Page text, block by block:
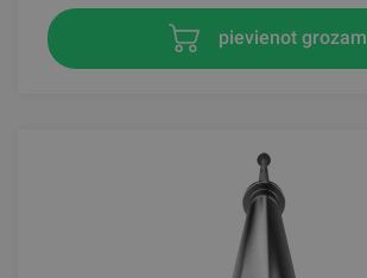
pievienot grozam